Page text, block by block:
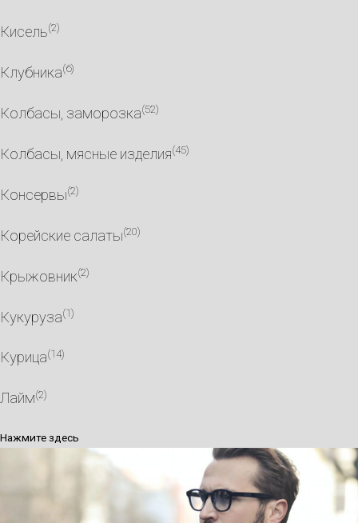
Кисель(2)
Клубника(6)
Колбасы, заморозка(52)
Колбасы, мясные изделия(45)
Консервы(2)
Корейские салаты(20)
Крыжовник(2)
Кукуруза(1)
Курица(14)
Лайм(2)
Нажмите здесь